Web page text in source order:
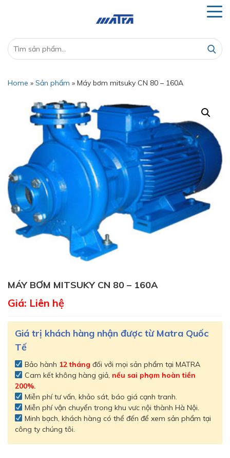
Home » Sản phẩm » Máy bơm mitsuky CN 80 – 160A
MÁY BƠM MITSUKY CN 80 – 160A
Giá: Liên hệ
Giá trị khách hàng nhận được từ Matra Quốc
Tế
Bảo hành 12 tháng đối với mọi sản phẩm tại MATRA
Cam kết không hàng giả, nếu sai phạm hoàn tiền
200%.
Miễn phí tư vấn, khảo sát, báo giá cạnh tranh.
Miễn phí vận chuyển trong khu vưc nội thành Hà Nội.
Minh bạch, khách hàng có thể đến để xem sản phẩm tại
công ty chúng tôi.